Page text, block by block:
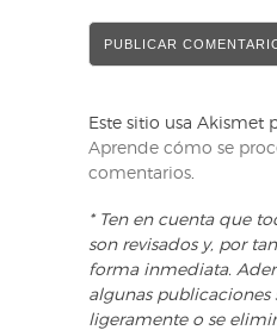
Este sitio usa Akismet
Aprende cómo se
comentarios
* Ten en cuenta que
son revisados y, por
forma inmediata.
algunas
ligeramente o se